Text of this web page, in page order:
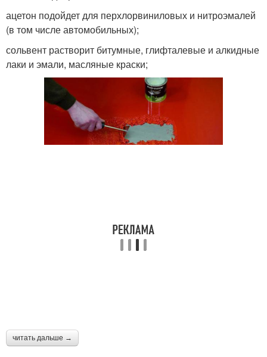
ацетон подойдет для перхлорвиниловых и нитроэмалей
(в том числе автомобильных);
сольвент растворит битумные, глифталевые и алкидные
лаки и эмали, масляные краски;
читать дальше →